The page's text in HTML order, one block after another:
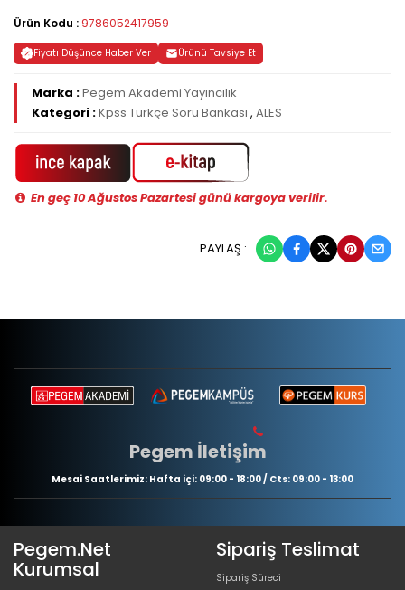
Ürün Kodu : 9786052417959
Fiyatı Düşünce Haber Ver Ürünü Tavsiye Et
Marka :Pegem Akademi Yayıncılık
Kategori :Kpss Türkçe Soru Bankası , ALES
En geç 10 Ağustos Pazartesi günü kargoya verilir.
PAYLAŞ :
Pegem İletişim
Mesai Saatlerimiz: Hafta içi: 09:00 - 18:00 / Cts: 09:00 - 13:00
Pegem.Net
Kurumsal
Sipariş Teslimat
Sipariş Süreci